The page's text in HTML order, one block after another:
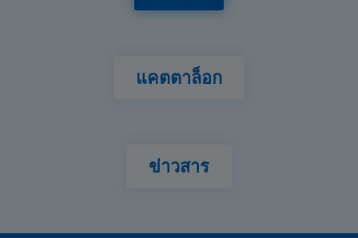
แคตตาล็อก
ข่าวสาร